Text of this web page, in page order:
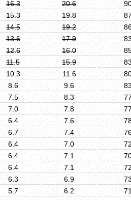
16.3 20.6
15.3 19.8
14.5 19.2
13.6 17.9
12.6 16.0
11.5 15.9
10.3 11.6
8.6 9.6
7.5 8.3
7.0 7.8
6.4 7.6
6.7 7.4
6.4 7.0
6.4 7.1
6.4 7.1
6.3 6.9
5.7 6.2